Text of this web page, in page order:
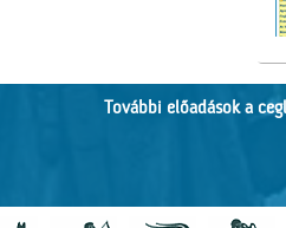
További előadások a